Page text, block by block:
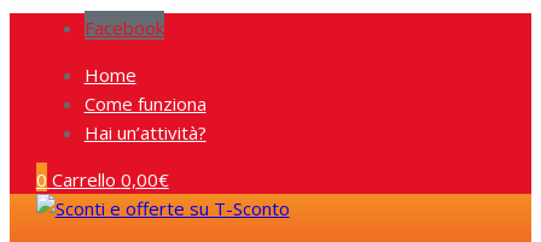
Facebook
Home
Come funziona
Hai un’attività?
0 Carrello 0,00€